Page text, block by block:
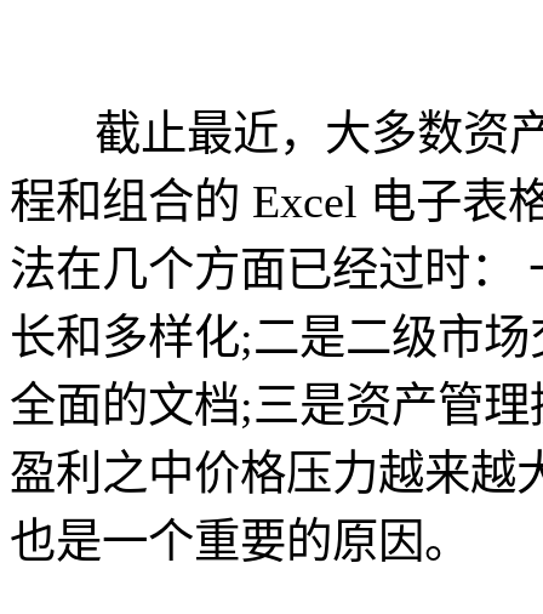
截止最近，大多数资
程和组合的 Excel 电子表
法在几个方面已经过时：
长和多样化;二是二级市
全面的文档;三是资产管
盈利之中价格压力越来越
也是一个重要的原因。